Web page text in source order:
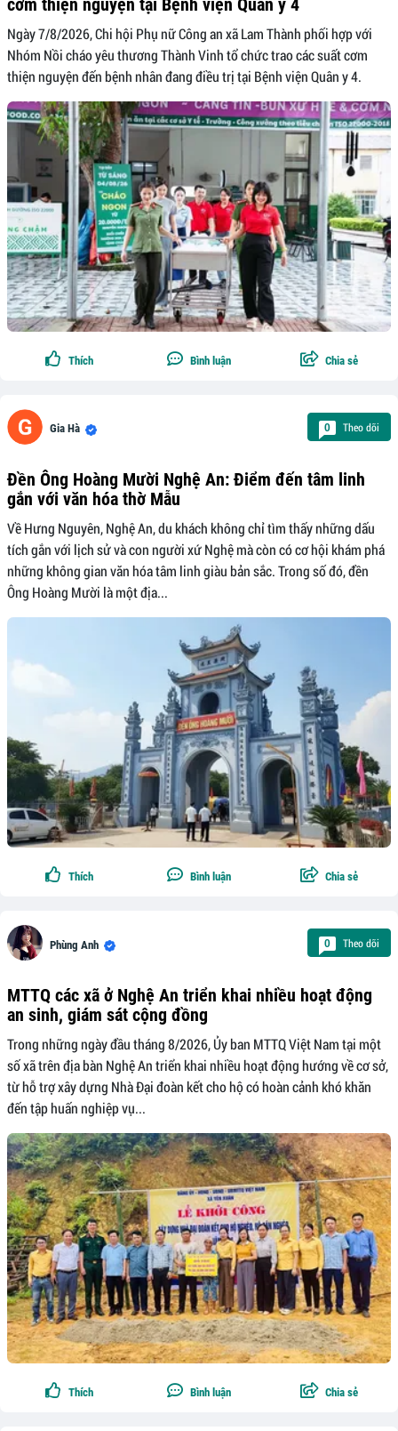
Ngày 7/8/2026, Chi hội Phụ nữ Công an xã Lam Thành phối hợp với
Nhóm Nồi cháo yêu thương Thành Vinh tổ chức trao các suất cơm
thiện nguyện đến bệnh nhân đang điều trị tại Bệnh viện Quân y 4.
Thích Bình luận Chia sẻ
Gia Hà 0 Theo dõi
Đền Ông Hoàng Mười Nghệ An: Điểm đến tâm linh
gắn với văn hóa thờ Mẫu
Về Hưng Nguyên, Nghệ An, du khách không chỉ tìm thấy những dấu
tích gắn với lịch sử và con người xứ Nghệ mà còn có cơ hội khám phá
những không gian văn hóa tâm linh giàu bản sắc. Trong số đó, đền
Ông Hoàng Mười là một địa...
Thích Bình luận Chia sẻ
Phùng Anh 0 Theo dõi
MTTQ các xã ở Nghệ An triển khai nhiều hoạt động
an sinh, giám sát cộng đồng
Trong những ngày đầu tháng 8/2026, Ủy ban MTTQ Việt Nam tại một
số xã trên địa bàn Nghệ An triển khai nhiều hoạt động hướng về cơ sở,
từ hỗ trợ xây dựng Nhà Đại đoàn kết cho hộ có hoàn cảnh khó khăn
đến tập huấn nghiệp vụ...
Thích Bình luận Chia sẻ